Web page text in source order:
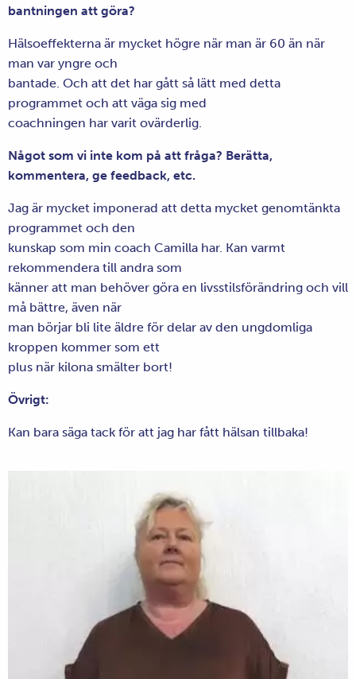
bantningen att göra?
Hälsoeffekterna är mycket högre när man är 60 än när
man var yngre och
bantade. Och att det har gått så lätt med detta
programmet och att väga sig med
coachningen har varit ovärderlig.
Något som vi inte kom på att fråga? Berätta,
kommentera, ge feedback, etc.
Jag är mycket imponerad att detta mycket genomtänkta
programmet och den
kunskap som min coach Camilla har. Kan varmt
rekommendera till andra som
känner att man behöver göra en livsstilsförändring och vill
må bättre, även när
man börjar bli lite äldre för delar av den ungdomliga
kroppen kommer som ett
plus när kilona smälter bort!
Övrigt:
Kan bara säga tack för att jag har fått hälsan tillbaka!